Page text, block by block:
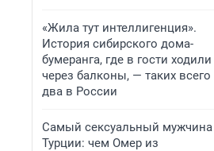
«Жила тут интеллигенция».
История сибирского дома-
бумеранга, где в гости ходили
через балконы, — таких всего
два в России
Самый сексуальный мужчина
Турции: чем Омер из